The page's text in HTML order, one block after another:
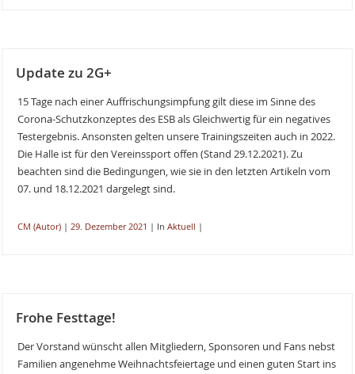
Update zu 2G+
15 Tage nach einer Auffrischungsimpfung gilt diese im Sinne des
Corona-Schutzkonzeptes des ESB als Gleichwertig für ein negatives
Testergebnis. Ansonsten gelten unsere Trainingszeiten auch in 2022.
Die Halle ist für den Vereinssport offen (Stand 29.12.2021). Zu
beachten sind die Bedingungen, wie sie in den letzten Artikeln vom
07. und 18.12.2021 dargelegt sind.
CM (Autor)| 29. Dezember 2021 | In Aktuell |
Frohe Festtage!
Der Vorstand wünscht allen Mitgliedern, Sponsoren und Fans nebst
Familien angenehme Weihnachtsfeiertage und einen guten Start ins